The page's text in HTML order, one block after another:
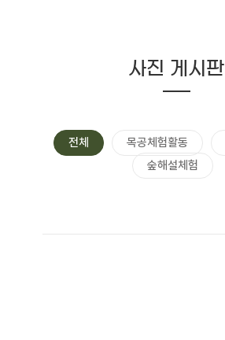
사진 게시판
전체 목공체험활동
숲해설체험